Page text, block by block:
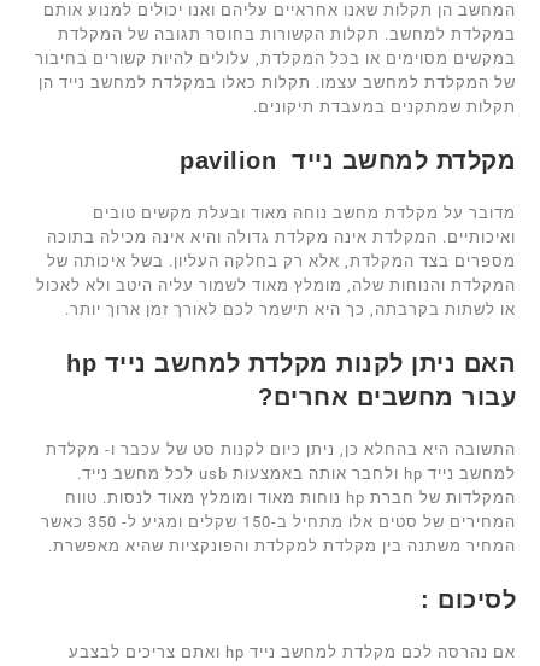
המחשב הן תקלות שאנו אחראיים עליהם ואנו יכולים למנוע אותם
במקלדת למחשב. תקלות הקשורות בחוסר תגובה של המקלדת
במקשים מסוימים או בכל המקלדת, עלולים להיות קשורים בחיבור
של המקלדת למחשב עצמו. תקלות כאלו במקלדת למחשב נייד הן
תקלות שמתקנים במעבדת תיקונים.
מקלדת למחשב נייד
מדובר על מקלדת מחשב נוחה מאוד ובעלת מקשים טובים
ואיכותיים. המקלדת אינה מקלדת גדולה והיא אינה מכילה בתוכה
מספרים בצד המקלדת, אלא רק בחלקה העליון. בשל איכותה של
המקלדת והנוחות שלה, מומלץ מאוד לשמור עליה היטב ולא לאכול
או לשתות בקרבתה, כך היא תישמר לכם לאורך זמן ארוך יותר.
האם ניתן לקנות מקלדת למחשב נייד hp
עבור מחשבים אחרים?
התשובה היא בהחלא כן, ניתן כיום לקנות סט של עכבר ו- מקלדת
למחשב נייד hp ולחבר אותה באמצעות usb לכל מחשב נייד.
המקלדות של חברת hp נוחות מאוד ומומלץ מאוד לנסות. טווח
המחירים של סטים אלו מתחיל ב-150 שקלים ומגיע ל- 350 כאשר
המחיר משתנה בין מקלדת למקלדת והפונקציות שהיא מאפשרת.
לסיכום :
אם נהרסה לכם מקלדת למחשב נייד hp ואתם צריכים לבצבע